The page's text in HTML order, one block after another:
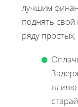
лучшим
поднять свой
ряду